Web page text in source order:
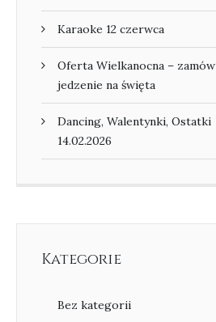
Karaoke 12 czerwca
Oferta Wielkanocna – zamów
jedzenie na święta
Dancing, Walentynki, Ostatki
14.02.2026
Kategorie
Bez kategorii